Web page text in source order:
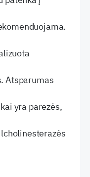
Atsparumas
yra parezės,